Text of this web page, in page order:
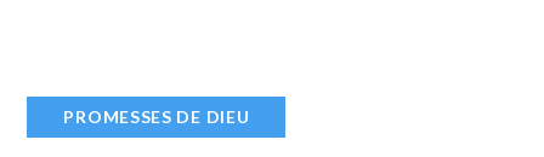
PROMESSES DE DIEU